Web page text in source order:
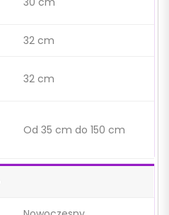
32 cm
32 cm
Od 35 cm do 150 cm